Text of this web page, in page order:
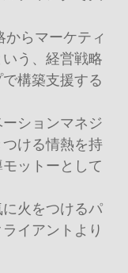
らマーケティ
う、経営戦略
構築支援する
ションマネジ
ける情熱を持
ットーとして
火をつけるパ
イアントより